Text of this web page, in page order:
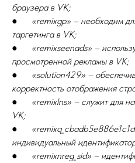
браузера в VK;
● «remixgp» – необходим
таргетинга в VK;
● «remixseenads» –
просмотренной рекламы в VK;
● «solution429» –
корректность отображения
● «remixlns» – служит для
VK;
●
индивидуальный
● «remixnreg_sid» –